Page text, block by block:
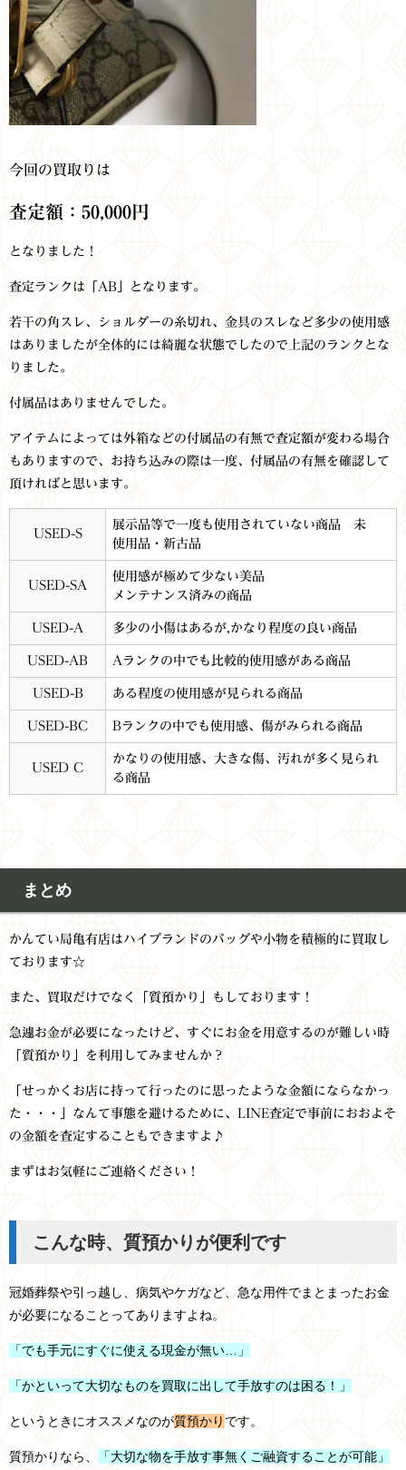
今回の買取りは
査定額：50,000円
となりました！
査定ランクは「AB」となります。
若干の角スレ、ショルダーの糸切れ、金具のスレなど多少の使用感
はありましたが全体的には綺麗な状態でしたので上記のランクとな
りました。
付属品はありませんでした。
アイテムによっては外箱などの付属品の有無で査定額が変わる場合
もありますので、お持ち込みの際は一度、付属品の有無を確認して
頂ければと思います。
USED-S
展示品等で一度も使用されていない商品 未
使用品・新古品
USED-SA
使用感が極めて少ない美品
メンテナンス済みの商品
USED-A 多少の小傷はあるが,かなり程度の良い商品
USED-AB Aランクの中でも比較的使用感がある商品
USED-B ある程度の使用感が見られる商品
USED-BC Bランクの中でも使用感、傷がみられる商品
USED C
かなりの使用感、大きな傷、汚れが多く見られ
る商品
まとめ
かんてい局亀有店はハイブランドのバッグや小物を積極的に買取し
ております☆
また、買取だけでなく「質預かり」もしております！
急遽お金が必要になったけど、すぐにお金を用意するのが難しい時
「質預かり」を利用してみませんか？
「せっかくお店に持って行ったのに思ったような金額にならなかっ
た・・・」なんて事態を避けるために、LINE査定で事前におおよそ
の金額を査定することもできますよ♪
まずはお気軽にご連絡ください！
こんな時、質預かりが便利です
冠婚葬祭や引っ越し、病気やケガなど、急な用件でまとまったお金
が必要になることってありますよね。
「でも手元にすぐに使える現金が無い…」
「かといって大切なものを買取に出して手放すのは困る！」
というときにオススメなのが質預かり です。
質預かりなら、
「大切な物を手放す事無くご融資することが可能」